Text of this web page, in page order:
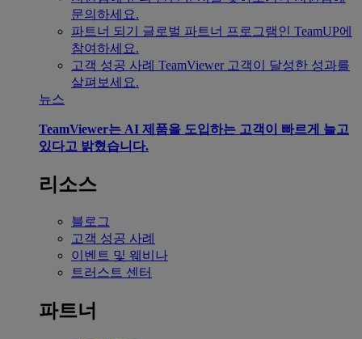
문의하세요.
파트너 되기
글로벌 파트너 프로그램인 TeamUP에
참여하세요.
고객 성공 사례 TeamViewer 고객이 달성한 성과를
살펴보세요.
뉴스
TeamViewer는 AI 제품을 도입하는 고객이 빠르게 늘고
있다고 밝혔습니다.
리소스
블로그
고객 성공 사례
이벤트 및 웨비나
트러스트 센터
파트너